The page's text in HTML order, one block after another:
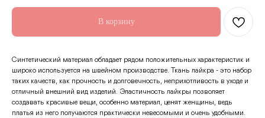
В корзину
Синтетический материал обладает рядом положительных характеристик и
широко используется на швейном производстве. Ткань лайкра - это набор
таких качеств, как прочность и долговечность, неприхотливость в уходе и
отличный внешний вид изделий. Эластичность лайкры позволяет
создавать красивые вещи, особенно материал, ценят женщины, ведь
платья из него получаются практически невесомыми и очень удобными.